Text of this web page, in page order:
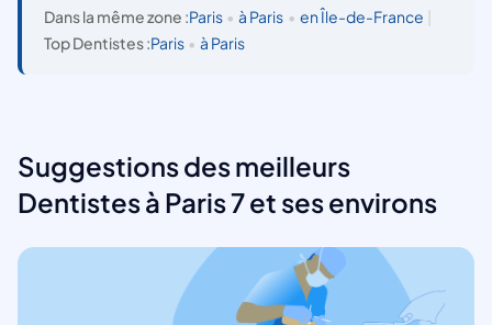
Dans la même zone :Paris • à Paris • en Île-de-France
Top Dentistes :Paris • à Paris
Suggestions des meilleurs
Dentistes à Paris 7 et ses environs